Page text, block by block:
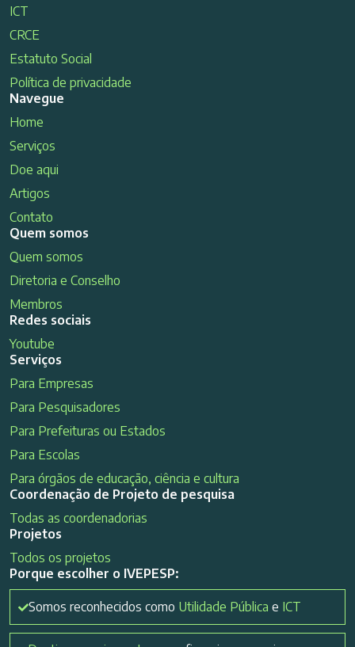
ICT
CRCE
Estatuto Social
Política de privacidade
Navegue
Home
Serviços
Doe aqui
Artigos
Contato
Quem somos
Quem somos
Diretoria e Conselho
Membros
Redes sociais
Youtube
Serviços
Para Empresas
Para Pesquisadores
Para Prefeituras ou Estados
Para Escolas
Para órgãos de educação, ciência e cultura
Coordenação de Projeto de pesquisa
Todas as coordenadorias
Projetos
Todos os projetos
Porque escolher o IVEPESP:
Somos reconhecidos como Utilidade Pública e ICT